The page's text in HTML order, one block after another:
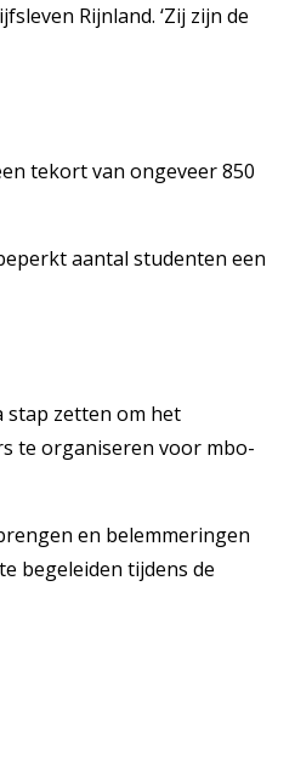
Rijnland. ‘Zij zijn de
tekort van ongeveer 850
aantal studenten een
stap zetten om het
te organiseren voor mbo-
en belemmeringen
begeleiden tijdens de